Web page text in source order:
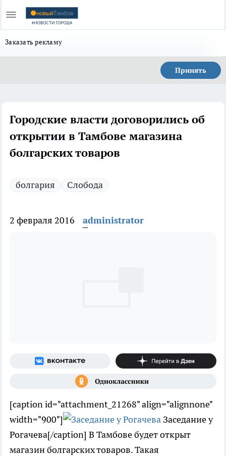
Заказать рекламу
Принять
Городские власти договорились об
открытии в Тамбове магазина
болгарских товаров
болгария Слобода
2 февраля 2016 administrator
[caption id="attachment_21268" align="alignnone"
width="900"]
Заседание у
Рогачева[/caption] В Тамбове будет открыт
магазин болгарских товаров. Такая